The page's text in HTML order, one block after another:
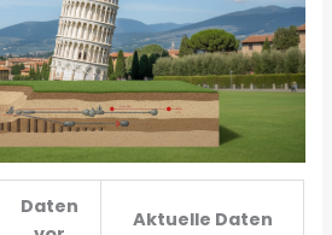
Daten
Aktuelle Daten